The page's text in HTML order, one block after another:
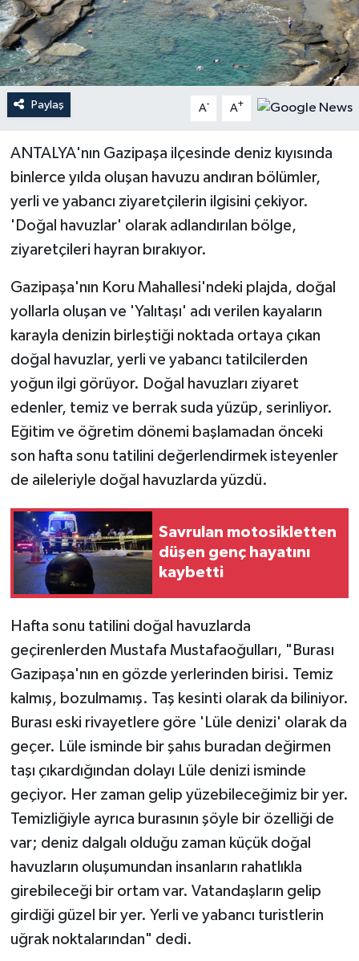
Paylaş A- A+
ANTALYA'nın Gazipaşa ilçesinde deniz kıyısında
binlerce yılda oluşan havuzu andıran bölümler,
yerli ve yabancı ziyaretçilerin ilgisini çekiyor.
'Doğal havuzlar' olarak adlandırılan bölge,
ziyaretçileri hayran bırakıyor.
Gazipaşa'nın Koru Mahallesi'ndeki plajda, doğal
yollarla oluşan ve 'Yalıtaşı' adı verilen kayaların
karayla denizin birleştiği noktada ortaya çıkan
doğal havuzlar, yerli ve yabancı tatilcilerden
yoğun ilgi görüyor. Doğal havuzları ziyaret
edenler, temiz ve berrak suda yüzüp, serinliyor.
Eğitim ve öğretim dönemi başlamadan önceki
son hafta sonu tatilini değerlendirmek isteyenler
de aileleriyle doğal havuzlarda yüzdü.
Savrulan motosikletten
düşen genç hayatını
kaybetti
Hafta sonu tatilini doğal havuzlarda
geçirenlerden Mustafa Mustafaoğulları, "Burası
Gazipaşa'nın en gözde yerlerinden birisi. Temiz
kalmış, bozulmamış. Taş kesinti olarak da biliniyor.
Burası eski rivayetlere göre 'Lüle denizi' olarak da
geçer. Lüle isminde bir şahıs buradan değirmen
taşı çıkardığından dolayı Lüle denizi isminde
geçiyor. Her zaman gelip yüzebileceğimiz bir yer.
Temizliğiyle ayrıca burasının şöyle bir özelliği de
var; deniz dalgalı olduğu zaman küçük doğal
havuzların oluşumundan insanların rahatlıkla
girebileceği bir ortam var. Vatandaşların gelip
girdiği güzel bir yer. Yerli ve yabancı turistlerin
uğrak noktalarından" dedi.
Magazin
Öğle Bülteni
Sağlık
Siyaset
Sosyal medya
Spor
Teknoloji
Televizyon
Turizm
Yaşam